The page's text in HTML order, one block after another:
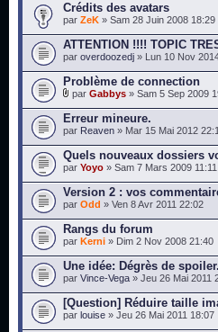
Crédits des avatars
par ZeK » Sam 28 Juin 2008 18:29
ATTENTION !!!! TOPIC
par overdoozedj » Lun 10 Nov
Problème de connection
par Gabbys » Sam 5 Sep 2009
Erreur mineure.
par Reaven » Mar 15 Mai 2012
Quels nouveaux dossiers
par Yoyo » Sam 7 Mars 2009 11:11
Version 2 : vos
par Odd » Ven 8 Avr 2011 22:02
Rangs du forum
par Kerni » Dim 2 Nov 2008 21:40
Une idée: Dégrès de spoiler.
par Vince-Vega » Jeu 26 Mai 2011
[Question] Réduire taille
par louise » Jeu 26 Mai 2011 18:07